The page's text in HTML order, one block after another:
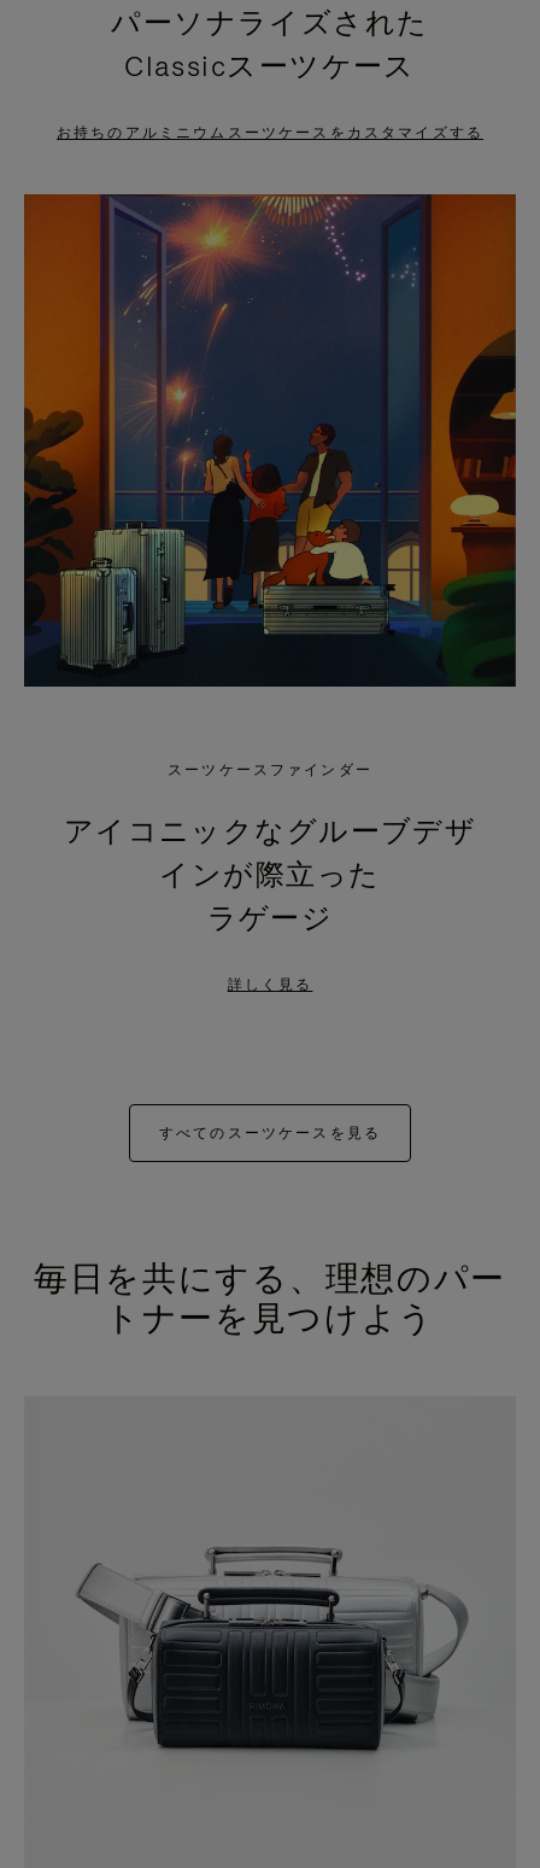
PRESS
PAUSE
PRESS
TO
UNMUTE
パーソナライズされた
Classicスーツケース
お持ちのアルミニウムスーツケースをカスタマイズする
スーツケースファインダー
アイコニックなグルーブデザ
インが際立った
ラゲージ
詳しく見る
すべてのスーツケースを見る
毎日を共にする、理想のパー
トナーを見つけよう